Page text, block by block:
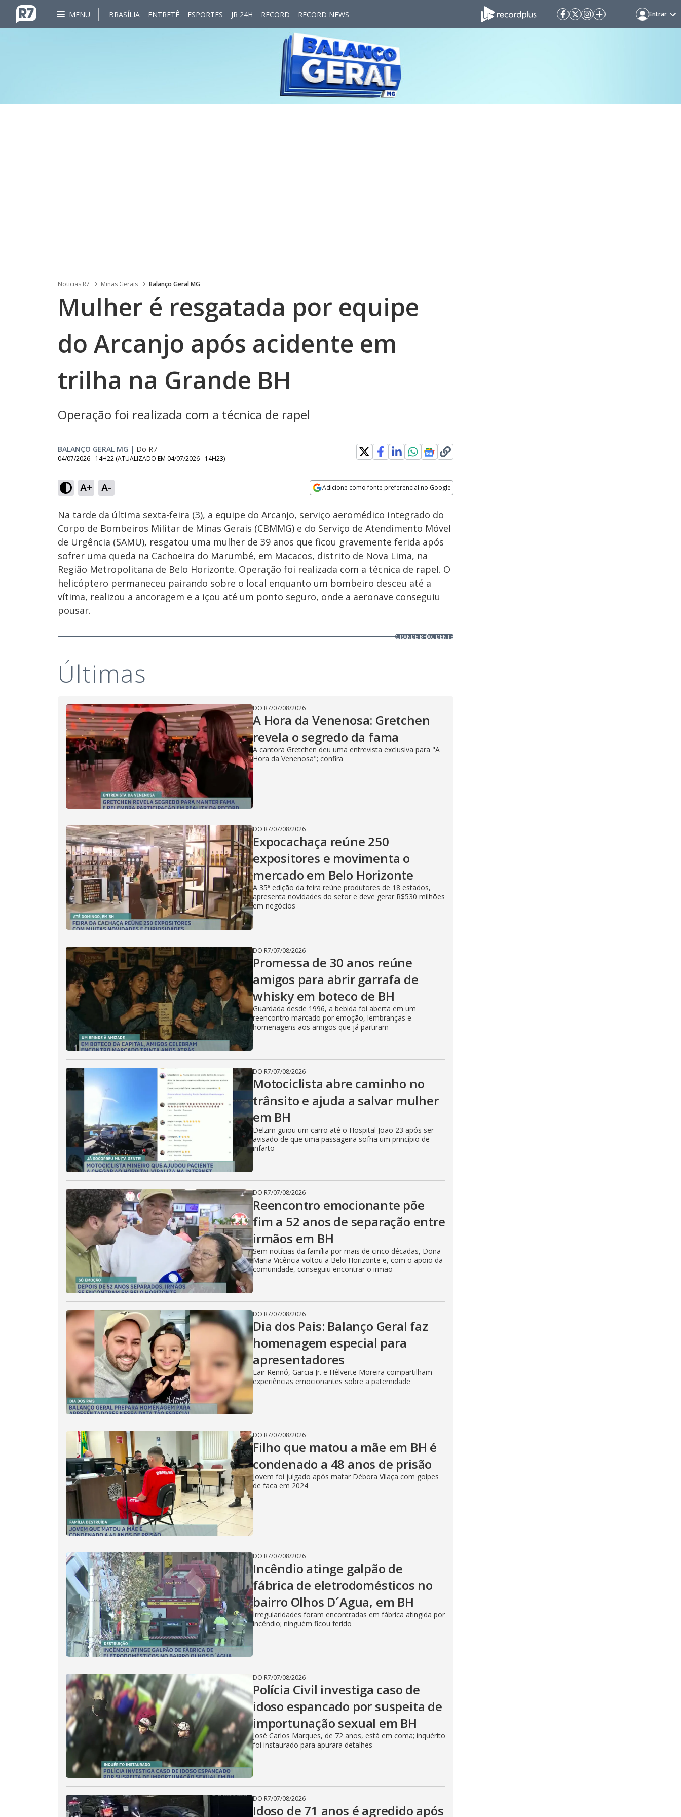
MENU BRASÍLIA ENTRETÊ ESPORTES JR 24H RECORD RECORD NEWS Entrar
Noticias R7 Minas Gerais Balanço Geral MG
Mulher é resgatada por equipe
do Arcanjo após acidente em
trilha na Grande BH
Operação foi realizada com a técnica de rapel
BALANÇO GERAL MG | Do R7
04/07/2026 - 14H22 (ATUALIZADO EM 04/07/2026 - 14H23)
A+ A- Adicione como fonte preferencial no Google
Ativar
Som
Velocidade
Na tarde da última sexta-feira (3), a equipe do Arcanjo, serviço aeromédico integrado do
Corpo de Bombeiros Militar de Minas Gerais (CBMMG) e do Serviço de Atendimento Móvel
de Urgência (SAMU), resgatou uma mulher de 39 anos que ficou gravemente ferida após
sofrer uma queda na Cachoeira do Marumbé, em Macacos, distrito de Nova Lima, na
Região Metropolitana de Belo Horizonte. Operação foi realizada com a técnica de rapel. O
helicóptero permaneceu pairando sobre o local enquanto um bombeiro desceu até a
vítima, realizou a ancoragem e a içou até um ponto seguro, onde a aeronave conseguiu
pousar.
GRANDE BHACIDENTE
Últimas
DO R7/07/08/2026
A Hora da Venenosa: Gretchen
revela o segredo da fama
A cantora Gretchen deu uma entrevista exclusiva para "A
Hora da Venenosa"; confira
DO R7/07/08/2026
Expocachaça reúne 250
expositores e movimenta o
mercado em Belo Horizonte
A 35ª edição da feira reúne produtores de 18 estados,
apresenta novidades do setor e deve gerar R$530 milhões
em negócios
DO R7/07/08/2026
Promessa de 30 anos reúne
amigos para abrir garrafa de
whisky em boteco de BH
Guardada desde 1996, a bebida foi aberta em um
reencontro marcado por emoção, lembranças e
homenagens aos amigos que já partiram
DO R7/07/08/2026
Motociclista abre caminho no
trânsito e ajuda a salvar mulher
em BH
Delzim guiou um carro até o Hospital João 23 após ser
avisado de que uma passageira sofria um princípio de
infarto
DO R7/07/08/2026
Reencontro emocionante põe
fim a 52 anos de separação entre
irmãos em BH
Sem notícias da família por mais de cinco décadas, Dona
Maria Vicência voltou a Belo Horizonte e, com o apoio da
comunidade, conseguiu encontrar o irmão
DO R7/07/08/2026
Dia dos Pais: Balanço Geral faz
homenagem especial para
apresentadores
Lair Rennó, Garcia Jr. e Hélverte Moreira compartilham
experiências emocionantes sobre a paternidade
DO R7/07/08/2026
Filho que matou a mãe em BH é
condenado a 48 anos de prisão
Jovem foi julgado após matar Débora Vilaça com golpes
de faca em 2024
DO R7/07/08/2026
Incêndio atinge galpão de
fábrica de eletrodomésticos no
bairro Olhos D´Agua, em BH
Irregularidades foram encontradas em fábrica atingida por
incêndio; ninguém ficou ferido
DO R7/07/08/2026
Polícia Civil investiga caso de
idoso espancado por suspeita de
importunação sexual em BH
José Carlos Marques, de 72 anos, está em coma; inquérito
foi instaurado para apurara detalhes
DO R7/07/08/2026
Idoso de 71 anos é agredido após